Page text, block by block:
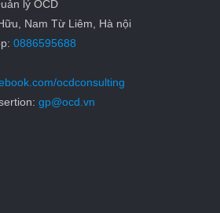
lý OCD
Nam Từ Liêm, Hà nội
0886595688
ocdconsulting
gp@ocd.vn